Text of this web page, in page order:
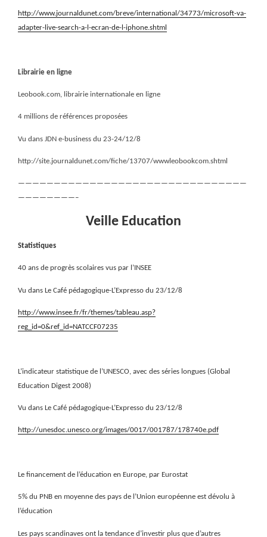
http://www.journaldunet.com/breve/international/34773/microsoft-va-
adapter-live-search-a-l-ecran-de-l-iphone.shtml
Librairie en ligne
Leobook.com, librairie internationale en ligne
4 millions de références proposées
Vu dans JDN e-business du 23-24/12/8
http://site.journaldunet.com/fiche/13707/wwwleobookcom.shtml
————————————————————————————————
————————–
Veille Education
Statistiques
40 ans de progrès scolaires vus par l’INSEE
Vu dans Le Café pédagogique-L’Expresso du 23/12/8
http://www.insee.fr/fr/themes/tableau.asp?
reg_id=0&ref_id=NATCCF07235
L’indicateur statistique de l’UNESCO, avec des séries longues (Global
Education Digest 2008)
Vu dans Le Café pédagogique-L’Expresso du 23/12/8
http://unesdoc.unesco.org/images/0017/001787/178740e.pdf
Le financement de l’éducation en Europe, par Eurostat
5% du PNB en moyenne des pays de l’Union européenne est dévolu à
l’éducation
Les pays scandinaves ont la tendance d’investir plus que d’autres